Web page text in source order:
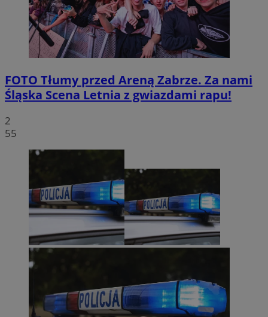
FOTO Tłumy przed Areną Zabrze. Za nami
Śląska Scena Letnia z gwiazdami rapu!
2
55